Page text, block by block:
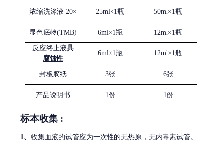
浓缩洗涤液 20× 25ml×1瓶 50ml×1瓶
显色底物(TMB) 6ml×1瓶 12ml×1瓶
反应终止液具
腐蚀性
6ml×1瓶 12ml×1瓶
封板胶纸 3张 6张
产品说明书 1份 1份
标本收集 :
1 、 收集血液的试管应为一次性的无热原，无内毒素试管。